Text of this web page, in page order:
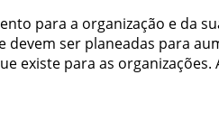
para a organização e da
e devem ser planeadas para
existe para as organizações.